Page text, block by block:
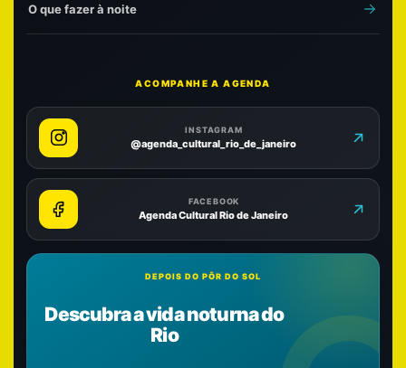
O que fazer à noite
ACOMPANHE A AGENDA
INSTAGRAM
@agenda_cultural_rio_de_janeiro
FACEBOOK
Agenda Cultural Rio de Janeiro
DEPOIS DO PÔR DO SOL
Descubra a vida noturna do
Rio